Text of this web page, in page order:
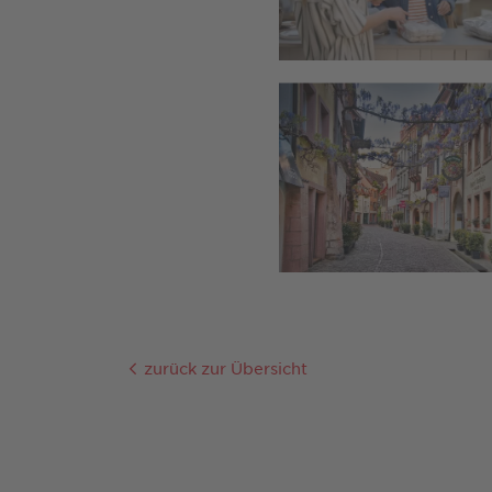
zurück zur Übersicht